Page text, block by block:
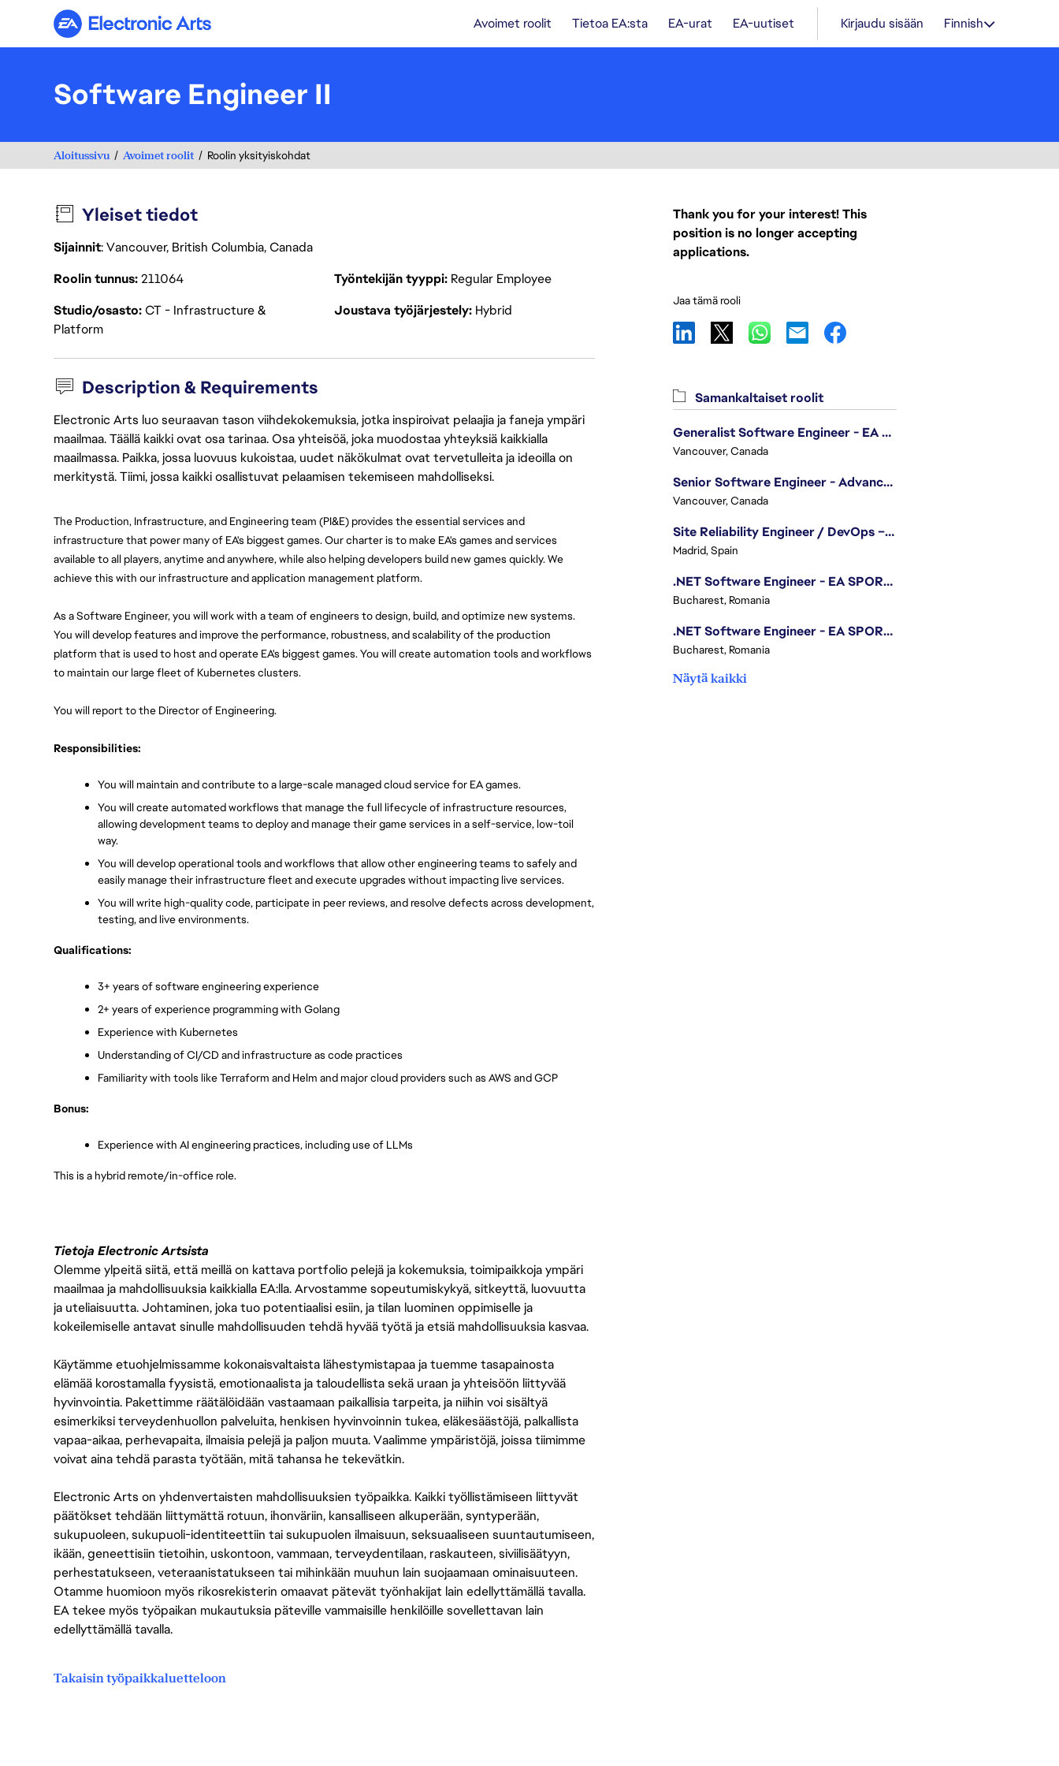
Electronic Arts Avoimet roolit Tietoa EA:sta EA-urat EA-uutiset Kirjaudu sisään Finnish
Software Engineer II
Aloitussivu Avoimet roolit Roolin yksityiskohdat
Yleiset tiedot
Sijainnit: Vancouver, British Columbia, Canada
Roolin tunnus211064 Työntekijän tyyppi Regular Employee
Studio/osastoCT - Infrastructure &
Platform
Joustava työjärjestely Hybrid
Description & Requirements
Electronic Arts luo seuraavan tason viihdekokemuksia, jotka inspiroivat pelaajia ja faneja ympäri
maailmaa. Täällä kaikki ovat osa tarinaa. Osa yhteisöä, joka muodostaa yhteyksiä kaikkialla
maailmassa. Paikka, jossa luovuus kukoistaa, uudet näkökulmat ovat tervetulleita ja ideoilla on
merkitystä. Tiimi, jossa kaikki osallistuvat pelaamisen tekemiseen mahdolliseksi.
The Production, Infrastructure, and Engineering team (PI&E) provides the essential services and
infrastructure that power many of EA's biggest games. Our charter is to make EA's games and services
available to all players, anytime and anywhere, while also helping developers build new games quickly. We
achieve this with our infrastructure and application management platform.
As a Software Engineer, you will work with a team of engineers to design, build, and optimize new systems.
You will develop features and improve the performance, robustness, and scalability of the production
platform that is used to host and operate EA's biggest games. You will create automation tools and workflows
to maintain our large fleet of Kubernetes clusters.
You will report to the Director of Engineering.
Responsibilities:
You will maintain and contribute to a large-scale managed cloud service for EA games.
You will create automated workflows that manage the full lifecycle of infrastructure resources,
allowing development teams to deploy and manage their game services in a self-service, low-toil
way.
You will develop operational tools and workflows that allow other engineering teams to safely and
easily manage their infrastructure fleet and execute upgrades without impacting live services.
You will write high-quality code, participate in peer reviews, and resolve defects across development,
testing, and live environments.
Qualifications:
3+ years of software engineering experience
2+ years of experience programming with Golang
Experience with Kubernetes
Understanding of CI/CD and infrastructure as code practices
Familiarity with tools like Terraform and Helm and major cloud providers such as AWS and GCP
Bonus:
Experience with AI engineering practices, including use of LLMs
This is a hybrid remote/in-office role.
Tietoja Electronic Artsista
Olemme ylpeitä siitä, että meillä on kattava portfolio pelejä ja kokemuksia, toimipaikkoja ympäri
maailmaa ja mahdollisuuksia kaikkialla EA:lla. Arvostamme sopeutumiskykyä, sitkeyttä, luovuutta
ja uteliaisuutta. Johtaminen, joka tuo potentiaalisi esiin, ja tilan luominen oppimiselle ja
kokeilemiselle antavat sinulle mahdollisuuden tehdä hyvää työtä ja etsiä mahdollisuuksia kasvaa.
Käytämme etuohjelmissamme kokonaisvaltaista lähestymistapaa ja tuemme tasapainosta
elämää korostamalla fyysistä, emotionaalista ja taloudellista sekä uraan ja yhteisöön liittyvää
hyvinvointia. Pakettimme räätälöidään vastaamaan paikallisia tarpeita, ja niihin voi sisältyä
esimerkiksi terveydenhuollon palveluita, henkisen hyvinvoinnin tukea, eläkesäästöjä, palkallista
vapaa-aikaa, perhevapaita, ilmaisia pelejä ja paljon muuta. Vaalimme ympäristöjä, joissa tiimimme
voivat aina tehdä parasta työtään, mitä tahansa he tekevätkin.
Electronic Arts on yhdenvertaisten mahdollisuuksien työpaikka. Kaikki työllistämiseen liittyvät
päätökset tehdään liittymättä rotuun, ihonväriin, kansalliseen alkuperään, syntyperään,
sukupuoleen, sukupuoli-identiteettiin tai sukupuolen ilmaisuun, seksuaaliseen suuntautumiseen,
ikään, geneettisiin tietoihin, uskontoon, vammaan, terveydentilaan, raskauteen, siviilisäätyyn,
perhestatukseen, veteraanistatukseen tai mihinkään muuhun lain suojaamaan ominaisuuteen.
Otamme huomioon myös rikosrekisterin omaavat pätevät työnhakijat lain edellyttämällä tavalla.
EA tekee myös työpaikan mukautuksia päteville vammaisille henkilöille sovellettavan lain
edellyttämällä tavalla.
Takaisin työpaikkaluetteloon
Thank you for your interest! This
position is no longer accepting
applications.
Jaa tämä rooli
Samankaltaiset roolit
Generalist Software Engineer - EA Sports FC
Vancouver, Canada
Senior Software Engineer - Advanced Technology Group
Vancouver, Canada
Site Reliability Engineer / DevOps – Localization
Madrid, Spain
.NET Software Engineer - EA SPORTS™ FC
Bucharest, Romania
.NET Software Engineer - EA SPORTS™ FC
Bucharest, Romania
Näytä kaikki